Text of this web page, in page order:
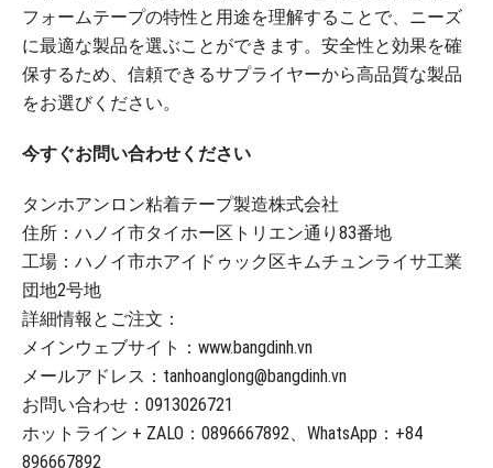
フォームテープの特性と用途を理解することで、ニーズ
に最適な製品を選ぶことができます。安全性と効果を確
保するため、信頼できるサプライヤーから高品質な製品
をお選びください。
今すぐお問い合わせください
タンホアンロン粘着テープ製造株式会社
住所：ハノイ市タイホー区トリエン通り83番地
工場：ハノイ市ホアイドゥック区キムチュンライサ工業
団地2号地
詳細情報とご注文：
メインウェブサイト：www.bangdinh.vn
メールアドレス：tanhoanglong@bangdinh.vn
お問い合わせ：0913026721
ホットライン + ZALO：0896667892、WhatsApp：+84
896667892